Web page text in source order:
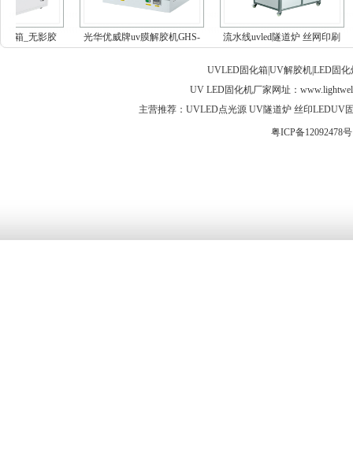
化箱_无影胶
光华优威牌uv膜解胶机GHS-
流水线uvled隧道炉 丝网印刷
UVLED固化箱|UV解胶机|LED固化
UV LED固化机厂家网址：
主营推荐：UVLED点光源 UV隧道炉 丝印LEDUV
粤ICP备12092478号